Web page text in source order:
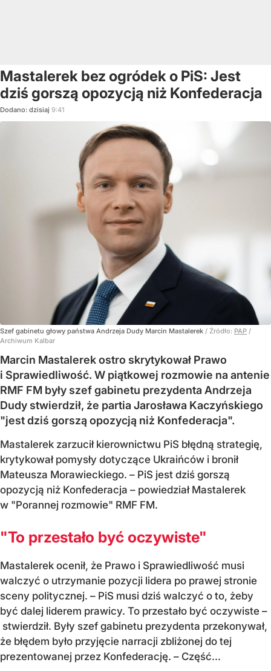
Mastalerek bez ogródek o PiS: Jest
dziś gorszą opozycją niż Konfederacja
Dodano: dzisiaj 9:41
Szef gabinetu głowy państwa Andrzeja Dudy Marcin Mastalerek / Źródło: PAP /
Archiwum Kalbar
Marcin Mastalerek ostro skrytykował Prawo
i Sprawiedliwość. W piątkowej rozmowie na antenie
RMF FM były szef gabinetu prezydenta Andrzeja
Dudy stwierdził, że partia Jarosława Kaczyńskiego
"jest dziś gorszą opozycją niż Konfederacja".
Mastalerek zarzucił kierownictwu PiS błędną strategię,
krytykował pomysły dotyczące Ukraińców i bronił
Mateusza Morawieckiego. – PiS jest dziś gorszą
opozycją niż Konfederacja – powiedział Mastalerek
w "Porannej rozmowie" RMF FM.
"To przestało być oczywiste"
Mastalerek ocenił, że Prawo i Sprawiedliwość musi
walczyć o utrzymanie pozycji lidera po prawej stronie
sceny politycznej. – PiS musi dziś walczyć o to, żeby
być dalej liderem prawicy. To przestało być oczywiste –
stwierdził. Były szef gabinetu prezydenta przekonywał,
że błędem było przyjęcie narracji zbliżonej do tej
prezentowanej przez Konfederację. – Część...